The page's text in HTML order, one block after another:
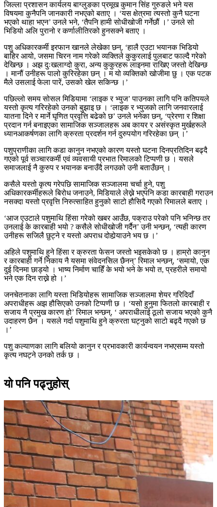
जिल्ला प्रशासन कार्यलय बाग्लुङका प्रमूख कुमान सिंह गुरुङले भने यस
विषयमा कुनैपनि जानकारी नभएको बताए । ‘यस क्षेत्रमा त्यस्तो कुनै घटना
भएको थाहा भएन’ उनले भने, ‘तैपनि हामी सोधीखोजी गर्नेछौं ।’ उनले सो
भिडियो अलि पुरानो र कर्णालीतिरको हुनसक्ने बताए ।
पशु अधिकारकर्मी इरफान खानले लेखेका छन्, ‘हालै एउटा भयानक भिडियो
बाहिर आयो, जसमा चिरन नाम गरेको व्यक्तिले कुकुरलाई पुलबाट फाल्दै गरेको
देखिन्छ । अझ दुःखलाग्दो कुरा, अन्य कुकुरहरू लाइनमा राखिए जस्तो देखिन्छ
। मानौं उनीहरू पालो कुरिरहेका छन् । म यो व्यक्तिको खोजीमा छु । एक पटक
मैले उसलाई फेला पारें, उसको खेल सकिन्छ ।’
पछिल्लो समय सोसल मिडियामा ‘लाइक र भ्युज’ पाउनका लागि पनि कतिपयले
यस्तो कृत्य गरिरहेको उनको बुझाइ छ । ‘लाइक र भ्युजको लागि जनवारलाई
यातना दिने र मार्ने घृणित प्रवृत्ति बढेको छ’ उनले भनेका छन्, ‘प्रेरणा र शिक्षा
प्रदान गर्न बनाइएका सामाजिक सञ्जालहरू अब कायर र असंस्कृत मुर्खहरूले
ध्यानआकर्षणका लागि क्रुरता प्रदर्शन गर्न दुरुपयोग गरिरहेका छन् ।’
पशुप्राणीका लागि कडा कानुन नभएको कारण यस्तो घटना दिनप्रतिदिन बढ्दै
गएको पूर्व सञ्चारकर्मी एवं व्यवसायी प्रभात रिमालको टिप्पणी छ । यसले
समाजलाई नै कुरुप र भयानक बनाउँदै लगउको उनी बताउँछन् ।
कसैले यस्तो कृत्य गरेपछि सामाजिक सञ्जालमा चर्चा हुने, पशु
अधिकारकर्मीहरूले बिरोध जनाउने, मिडियाले लेख्ने भएपनि कडा कारबाही गराउन
नसक्दा यस्तो प्रवृत्ति निरुत्साहित हुनुको साटो हौसिदै गएको रिमालले बताए ।
‘आज एउटाले पशुमाथि हिंसा गरेको खबर आउँछ, पक्राउ परेको पनि भनिन्छ तर
उनलाई के कारबाही भयो ? कसैले सोधीखोजी गर्दैन’ उनी भन्छन्, ‘त्यही कारण
उनीहरू सजिलै छुट्ने र यस्तो अपराध दोहोर्‍याउने भय छ ।’
अहिले पशुमाथि हुने हिंसा र क्रुरता फेसन जस्तो भइसकेको छ । हाम्रो कानुन
र कारबाही गर्ने निकाय नै यसमा संवेदनसिल छैनन्’ रिमाल भन्छन्, ‘समायो, एक
दुई दिनमा छाड्यो । भाष्य निर्माण चाहिँ के भयो भने के भयो त, प्रहरीले समायो
भने एक दिन राख्ने हो ।’
जनचेतनाका लागि यस्ता भिडियोहरू सामाजिक सञ्जालमा शेयर गरिदिदाँ
अपराधीहरू अझ हौसिएको उनको टिप्पणी छ । ‘यसो हुनुमा फितलो कारबाही र
सजाय नै प्रमुख कारण हो’ रिमाल भन्छन्, ‘ अपराधीलाई ठूलो सजाय भएको कुनै
उदाहरण छैन । यसले गर्दा पशुमाथि हुने क्रुरता घट्नुको साटो बढ्दै गएको छ
।’
पशु कल्याणका लागि बलियो कानुन र प्रभावकारी कार्यन्वयन नभएसम्म यस्तो
कृत्य नघट्ने उनको तर्क छ ।
यो पनि पढ्नुहोस्